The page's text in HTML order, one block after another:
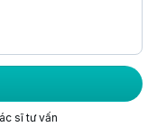
là một biện pháp
các chủng HPV có
này đặc biệt
sĩ tư vấn